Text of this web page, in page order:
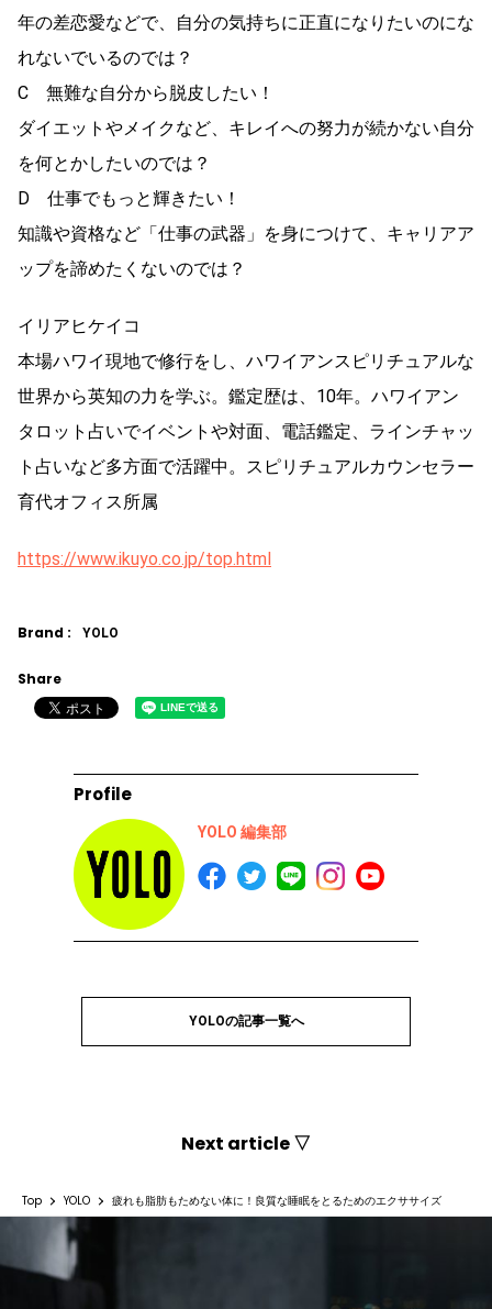
年の差恋愛などで、自分の気持ちに正直になりたいのにな
れないでいるのでは？
C 無難な自分から脱皮したい！
ダイエットやメイクなど、キレイへの努力が続かない自分
を何とかしたいのでは？
D 仕事でもっと輝きたい！
知識や資格など「仕事の武器」を身につけて、キャリアア
ップを諦めたくないのでは？
イリアヒケイコ
本場ハワイ現地で修行をし、ハワイアンスピリチュアルな
世界から英知の力を学ぶ。鑑定歴は、10年。ハワイアン
タロット占いでイベントや対面、電話鑑定、ラインチャッ
ト占いなど多方面で活躍中。スピリチュアルカウンセラー
育代オフィス所属
https://www.ikuyo.co.jp/top.html
Brand : YOLO
Share
Profile
YOLO 編集部
YOLOの記事一覧へ
Next article ▽
Top YOLO 疲れも脂肪もためない体に！良質な睡眠をとるためのエクササイズ